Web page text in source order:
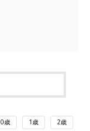
0歳 1歳 2歳